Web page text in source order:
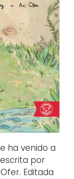
ha venido a
por
Editada